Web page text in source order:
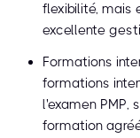
flexibilité, mais
excellente
Formations
formations
l'examen PMP,
formation